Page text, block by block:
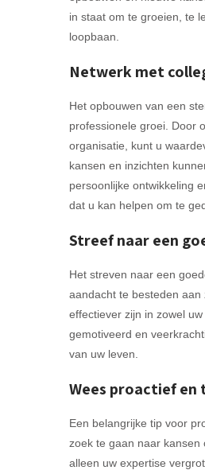
in staat om te groeien, te
loopbaan.
Netwerk met
Het opbouwen van een
professionele groei. Door
organisatie, kunt u
kansen en inzichten
persoonlijke ontwikkeling
dat u kan helpen om te
Streef naar een
Het streven naar een
aandacht te besteden
effectiever zijn in zowel
gemotiveerd en
van uw leven.
Wees proactief
Een belangrijke tip voor
zoek te gaan naar
alleen uw expertise